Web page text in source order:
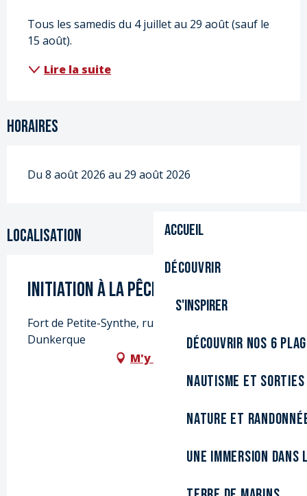
Accueil
Découvrir
S'inspirer
Découvrir nos 6
Nautisme et sorties
Nature et
Une immersion
Tous les samedis du 4 juillet au 29 août (sauf le
15 août).
Lire la suite
Horaires
Du 8 août 2026 au 29 août 2026
Localisation
Initiation à la pêche
Fort de Petite-Synthe, rue de Nancy, 59640
Dunkerque
M'y rendre